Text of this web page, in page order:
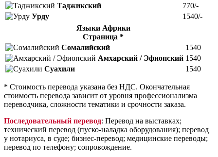
Таджикский
770/-
Урду
1540/-
Языки Африки
Страница *
Сомалийский
1540
Амхарский / Эфиопский 1540
Суахили
1540
* Стоимость перевода указана без НДС. Окончательная
стоимость перевода зависит от уровня профессионализма
переводчика, сложности тематики и срочности заказа.
Последовательный перевод: Перевод на выставках;
технический перевод (пуско-наладка оборудования); перевод
у нотариуса, в суде; бизнес-перевод; медицинские переводы;
перевод по телефону; сопровождение.